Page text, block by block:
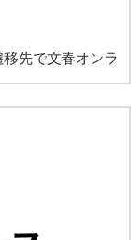
移先で文春オンラ